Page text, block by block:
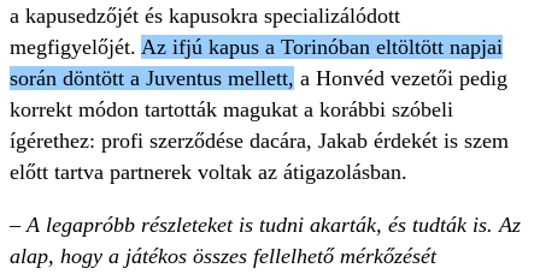
a kapusedzőjét és kapusokra specializálódott
megfigyelőjét. Az ifjú kapus a Torinóban eltöltött napjai
során döntött a Juventus mellett, a Honvéd vezetői pedig
korrekt módon tartották magukat a korábbi szóbeli
ígérethez: profi szerződése dacára, Jakab érdekét is szem
előtt tartva partnerek voltak az átigazolásban.
– A legapróbb részleteket is tudni akarták, és tudták is. Az
alap, hogy a játékos összes fellelhető mérkőzését